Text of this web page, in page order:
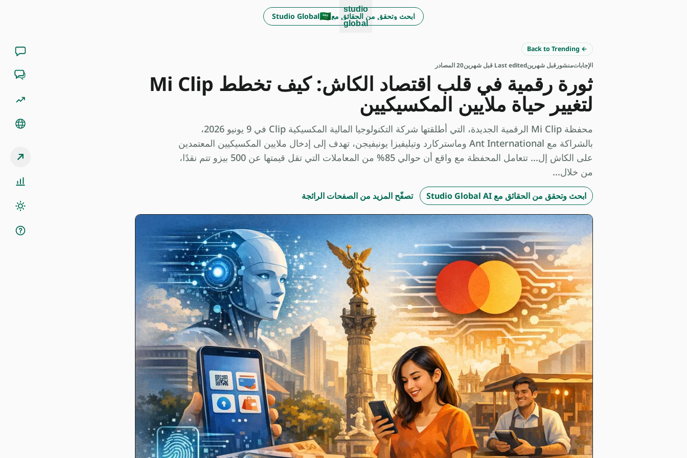
studio
global
ابحث وتحقق من الحقائق مع Studio Global AI🇸🇦
← Back to Trending
الإجاباتمنشور قبل شهرينLast edited قبل شهرين 20 المصادر
ثورة رقمية في قلب اقتصاد الكاش: كيف تخطط Mi Clip
لتغيير حياة ملايين المكسيكيين
محفظة Mi Clip الرقمية الجديدة، التي أطلقتها شركة التكنولوجيا المالية المكسيكية Clip في 9 يونيو 2026،
بالشراكة مع Ant International وماستركارد وتيليفيزا يونيفيجن، تهدف إلى إدخال ملايين المكسيكيين المعتمدين
على الكاش إل... تتعامل المحفظة مع واقع أن حوالي 85% من المعاملات التي تقل قيمتها عن 500 بيزو تتم نقدًا،
من خلال...
ابحث وتحقق من الحقائق مع Studio Global AI تصفّح المزيد من الصفحات الرائجة